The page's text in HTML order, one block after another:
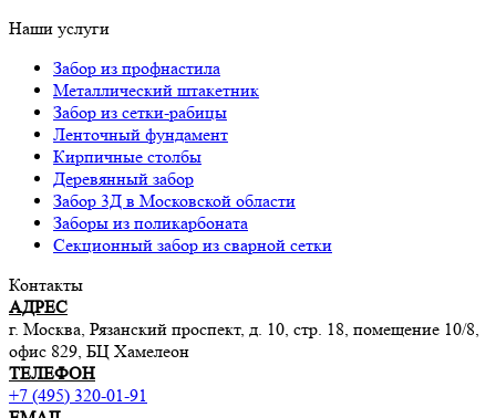
Наши услуги
Забор из профнастила
Металлический штакетник
Забор из сетки-рабицы
Ленточный фундамент
Кирпичные столбы
Деревянный забор
Забор 3Д в Московской области
Заборы из поликарбоната
Секционный забор из сварной сетки
Контакты
АДРЕС
г. Москва, Рязанский проспект, д. 10, стр. 18, помещение 10/8,
офис 829, БЦ Хамелеон
ТЕЛЕФОН
+7 (495) 320-01-91